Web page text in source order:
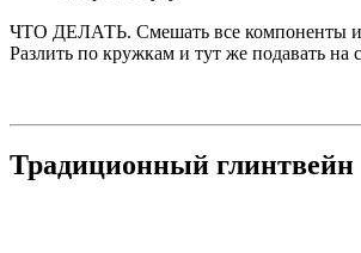
ЧТО ДЕЛАТЬ. Смешать все компоненты
Разлить по кружкам и тут же подавать на
Традиционный глинтвейн